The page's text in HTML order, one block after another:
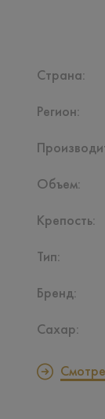
Страна:
Регион:
Объем:
Крепость:
Тип:
Бренд:
Сахар: